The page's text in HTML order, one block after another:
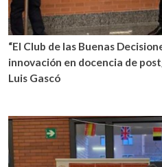
“El Club de las Buenas
innovación en docencia de
Luis Gascó